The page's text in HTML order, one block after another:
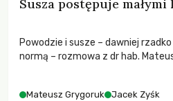
Susza postępuje
Powodzie i susze – dawniej
normą – rozmowa z dr hab.
Mateusz Grygoruk Jacek Zyśk